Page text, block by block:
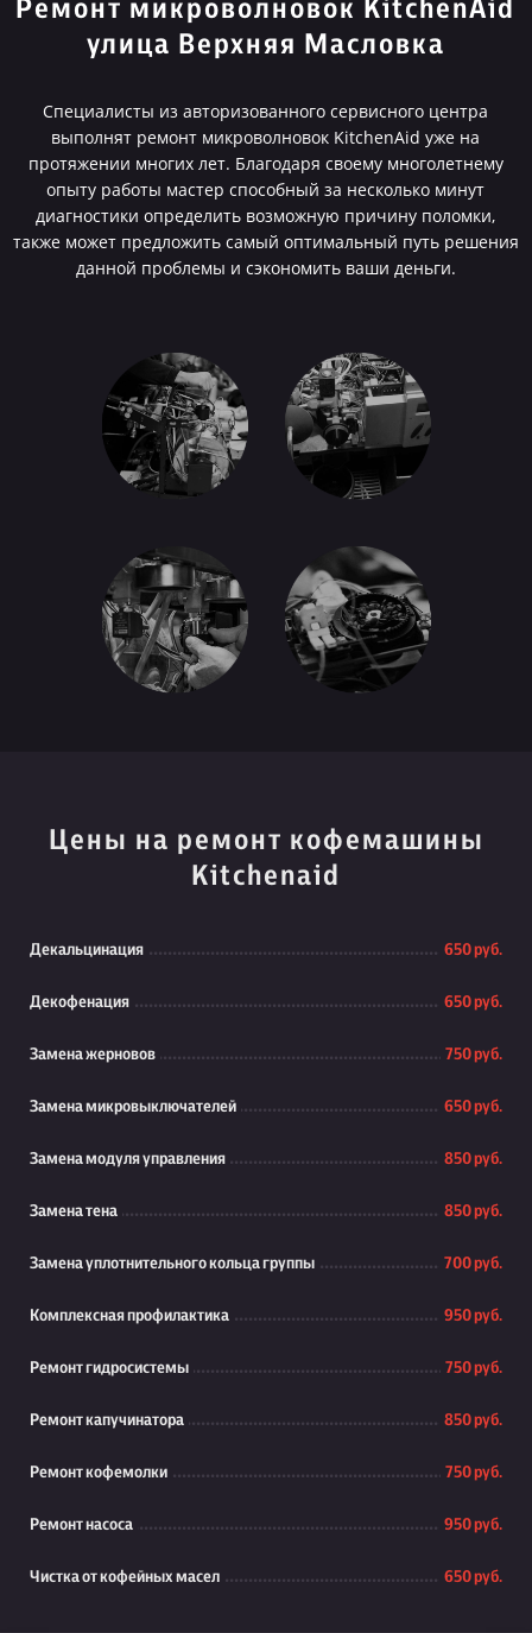
Ремонт микроволновок KitchenAid
улица Верхняя Масловка
Специалисты из авторизованного сервисного центра
выполнят ремонт микроволновок KitchenAid уже на
протяжении многих лет. Благодаря своему многолетнему
опыту работы мастер способный за несколько минут
диагностики определить возможную причину поломки,
также может предложить самый оптимальный путь решения
данной проблемы и сэкономить ваши деньги.
Цены на ремонт кофемашины
Kitchenaid
Декальцинация 650 руб.
Декофенация 650 руб.
Замена жерновов 750 руб.
Замена микровыключателей 650 руб.
Замена модуля управления 850 руб.
Замена тена 850 руб.
Замена уплотнительного кольца группы 700 руб.
Комплексная профилактика 950 руб.
Ремонт гидросистемы 750 руб.
Ремонт капучинатора 850 руб.
Ремонт кофемолки 750 руб.
Ремонт насоса 950 руб.
Чистка от кофейных масел 650 руб.